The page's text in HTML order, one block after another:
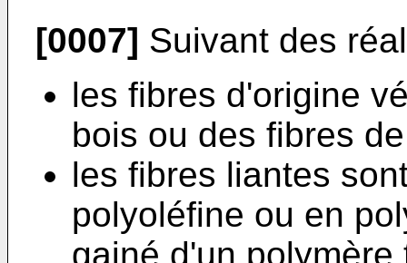
[0007] Suivant des
les fibres d'origine
bois ou des fibres
les fibres liantes
polyoléfine ou en
gainé d'un